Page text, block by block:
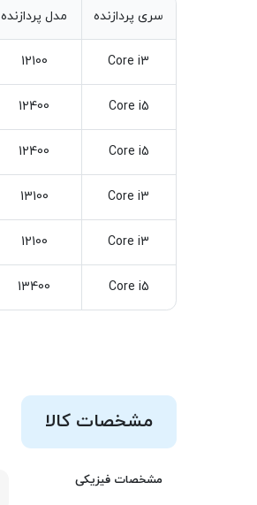
سری پردازنده مدل پردازنده
Core i3
12100
Core i5
12400
Core i5
12400
Core i3
13100
Core i3
12100
Core i5
13400
مشخصات کالا
مشخصات فیزیکی